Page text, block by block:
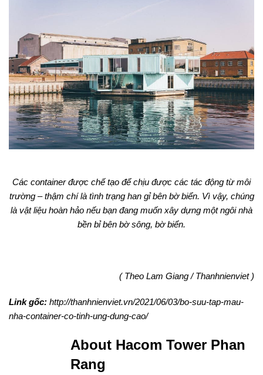
Các container được chế tạo để chịu được các tác động từ môi
trường – thậm chí là tình trạng han gỉ bên bờ biển. Vì vậy, chúng
là vật liệu hoàn hảo nếu bạn đang muốn xây dựng một ngôi nhà
bền bỉ bên bờ sông, bờ biển.
( Theo Lam Giang / Thanhnienviet )
Link gốc: http://thanhnienviet.vn/2021/06/03/bo-suu-tap-mau-
nha-container-co-tinh-ung-dung-cao/
About Hacom Tower Phan
Rang